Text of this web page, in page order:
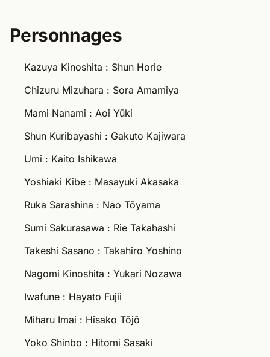
Personnages
Kazuya Kinoshita : Shun Horie
Chizuru Mizuhara : Sora Amamiya
Mami Nanami : Aoi Yūki
Shun Kuribayashi : Gakuto Kajiwara
Umi : Kaito Ishikawa
Yoshiaki Kibe : Masayuki Akasaka
Ruka Sarashina : Nao Tōyama
Sumi Sakurasawa : Rie Takahashi
Takeshi Sasano : Takahiro Yoshino
Nagomi Kinoshita : Yukari Nozawa
Iwafune : Hayato Fujii
Miharu Imai : Hisako Tōjō
Yoko Shinbo : Hitomi Sasaki